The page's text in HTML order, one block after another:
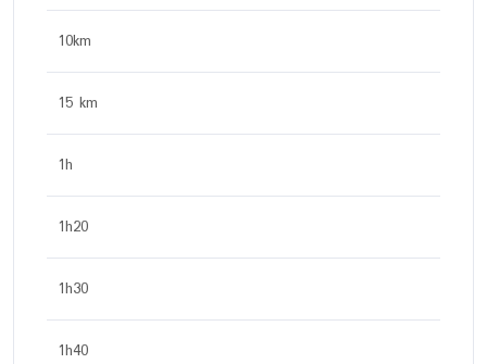
10km
15 km
1h
1h20
1h30
1h40